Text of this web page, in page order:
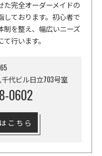
完全オーダーメイドの
しております。初心者で
制を整え、幅広いニーズ
行います。
代ビル日立703号室
0602
こちら